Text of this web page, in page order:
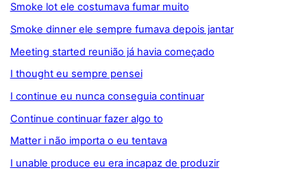
Smoke lot ele costumava fumar muito
Smoke dinner ele sempre fumava depois jantar
Meeting started reunião já havia começado
I thought eu sempre pensei
I continue eu nunca conseguia continuar
Continue continuar fazer algo to
Matter i não importa o eu tentava
I unable produce eu era incapaz de produzir